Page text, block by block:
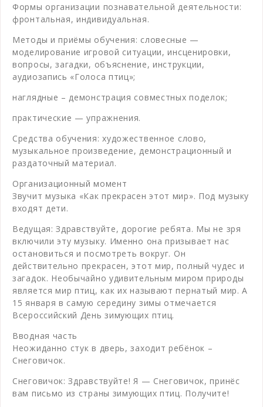
Формы организации познавательной деятельности:
фронтальная, индивидуальная.
Методы и приёмы обучения: словесные —
моделирование игровой ситуации, инсценировки,
вопросы, загадки, объяснение, инструкции,
аудиозапись «Голоса птиц»;
наглядные – демонстрация совместных поделок;
практические — упражнения.
Средства обучения: художественное слово,
музыкальное произведение, демонстрационный и
раздаточный материал.
Организационный момент
Звучит музыка «Как прекрасен этот мир». Под музыку
входят дети.
Ведущая: Здравствуйте, дорогие ребята. Мы не зря
включили эту музыку. Именно она призывает нас
остановиться и посмотреть вокруг. Он
действительно прекрасен, этот мир, полный чудес и
загадок. Необычайно удивительным миром природы
является мир птиц, как их называют пернатый мир. А
15 января в самую середину зимы отмечается
Всероссийский День зимующих птиц.
Вводная часть
Неожиданно стук в дверь, заходит ребёнок –
Снеговичок.
Снеговичок: Здравствуйте! Я — Снеговичок, принёс
вам письмо из страны зимующих птиц. Получите!